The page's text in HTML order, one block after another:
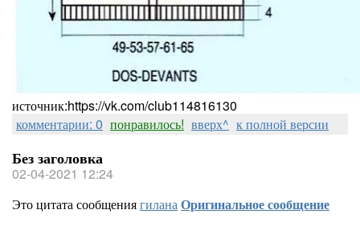
источник:https://vk.com/club114816130
комментарии: 0 понравилось! вверх^ к полной версии
Без заголовка
02-04-2021 12:24
Это цитата сообщениягиланаОригинальное сообщение